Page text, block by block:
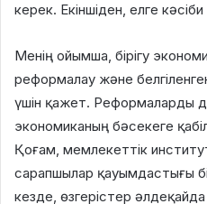
керек. Екіншіден, елге
Менің ойымша, бірігу
реформалау және
үшін қажет. Реформаларды
экономиканың бәсекеге
Қоғам, мемлекеттік
сарапшылар қауымдастығы
кезде, өзгерістер